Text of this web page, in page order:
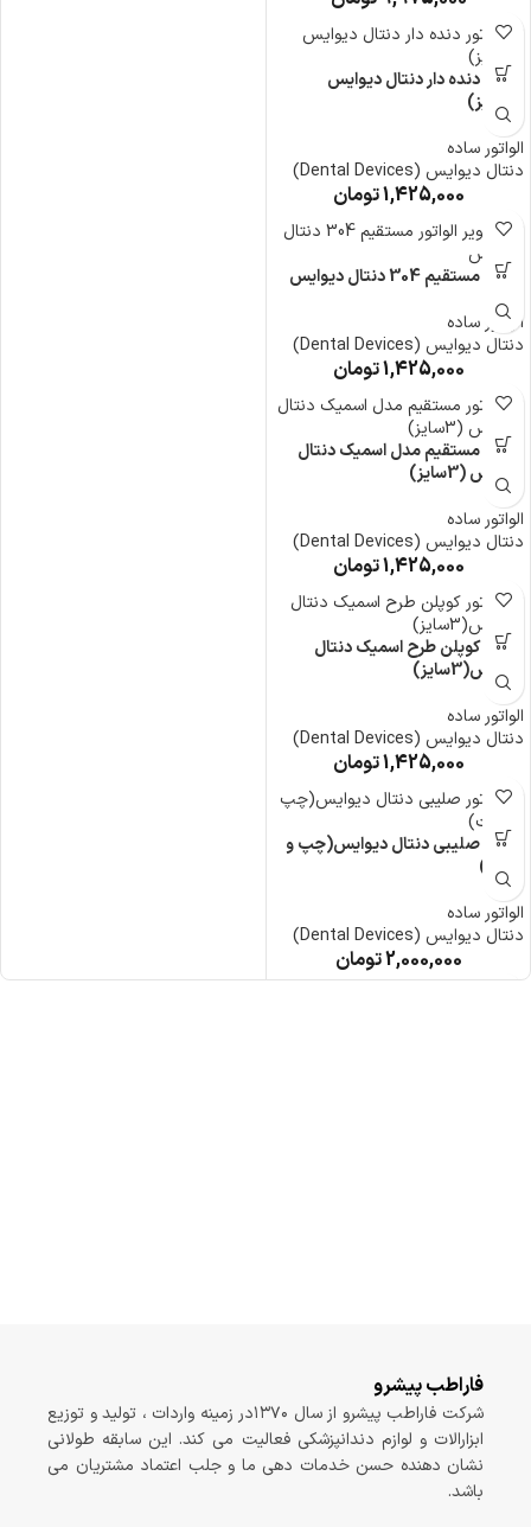
الواتور دنده دار دنتال دیوایس
الواتور ساده
دنتال دیوایس (Dental Devices)
1,425,000تومان
الواتور مستقیم 304 دنتال دیوایس
الواتور ساده
دنتال دیوایس (Dental Devices)
1,425,000تومان
الواتور مستقیم مدل اسمیک دنتال
دیوایس (3سایز)
الواتور ساده
دنتال دیوایس (Dental Devices)
1,425,000تومان
الواتور کوپلن طرح اسمیک دنتال
دیوایس(3سایز)
الواتور ساده
دنتال دیوایس (Dental Devices)
1,425,000تومان
الواتور صلیبی دنتال دیوایس(چپ و
راست)
الواتور ساده
دنتال دیوایس (Dental Devices)
2,000,000تومان
فاراطب پیشرو
شرکت فاراطب پیشرو از سال ۱۳۷۰در زمینه واردات ، تولید و توزیع
ابزارالات و لوازم دندانپزشکی فعالیت می کند. این سابقه طولانی
نشان دهنده حسن خدمات دهی ما و جلب اعتماد مشتریان می
باشد.